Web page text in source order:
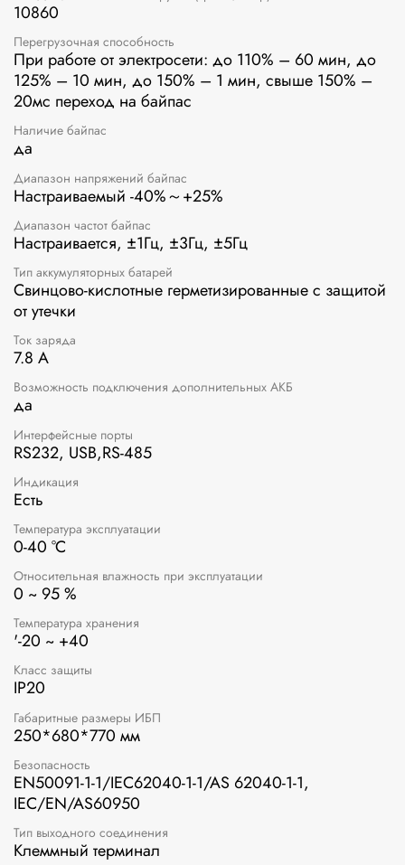
10860
Перегрузочная способность
При работе от электросети: до 110% – 60 мин, до
125% – 10 мин, до 150% – 1 мин, свыше 150% –
20мс переход на байпас
Наличие байпас
да
Диапазон напряжений байпас
Настраиваемый -40%～+25%
Диапазон частот байпас
Настраивается, ±1Гц, ±3Гц, ±5Гц
Тип аккумуляторных батарей
Свинцово-кислотные герметизированные с защитой
от утечки
Ток заряда
7.8 А
Возможность подключения дополнительных АКБ
да
Интерфейсные порты
RS232, USB,RS-485
Индикация
Есть
Температура эксплуатации
0-40 °C
Относительная влажность при эксплуатации
0 ~ 95 %
Температура хранения
'-20 ~ +40
Класс защиты
IP20
Габаритные размеры ИБП
250*680*770 мм
Безопасность
EN50091-1-1/IEC62040-1-1/AS 62040-1-1,
IEC/EN/AS60950
Тип выходного соединения
Клеммный терминал